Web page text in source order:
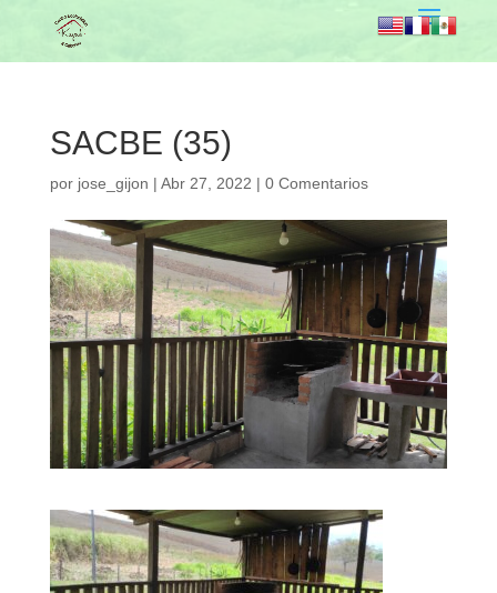
SACBE (35)
por jose_gijon | Abr 27, 2022 | 0 Comentarios